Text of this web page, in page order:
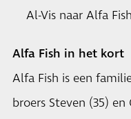
Al-Vis naar Alfa
Alfa Fish in het kort
Alfa Fish is een
broers Steven (35)